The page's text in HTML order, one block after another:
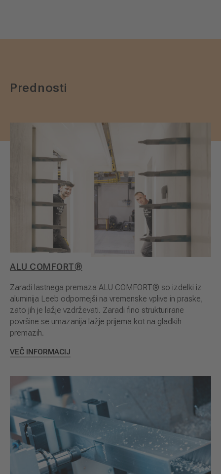
Prednosti
ALU COMFORT®
Zaradi lastnega premaza ALU COMFORT® so izdelki iz
aluminija Leeb odpornejši na vremenske vplive in praske,
zato jih je lažje vzdrževati. Zaradi fino strukturirane
površine se umazanija lažje prijema kot na gladkih
premazih.
VEČ INFORMACIJ